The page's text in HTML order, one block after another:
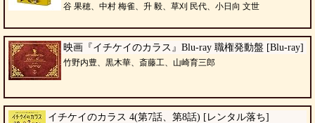
谷 果穂、中村 梅雀、升 毅、草刈 民代、小日向 文世
映画『イチケイのカラス』Blu-ray 職権発動盤 [Blu-ray]
竹野内豊、黒木華、斎藤工、山崎育三郎
イチケイのカラス 4(第7話、第8話) [レンタル落ち]